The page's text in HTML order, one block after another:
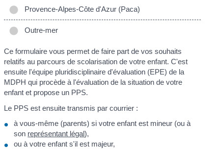
Provence-Alpes-Côte d'Azur (Paca)
Outre-mer
Ce formulaire vous permet de faire part de vos souhaits
relatifs au parcours de scolarisation de votre enfant. C'est
ensuite l'équipe pluridisciplinaire d'évaluation (EPE) de la
MDPH qui procède à l'évaluation de la situation de votre
enfant et propose un PPS.
Le PPS est ensuite transmis par courrier :
à vous-même (parents) si votre enfant est mineur (ou à
son représentant légal),
ou à votre enfant s'il est majeur,